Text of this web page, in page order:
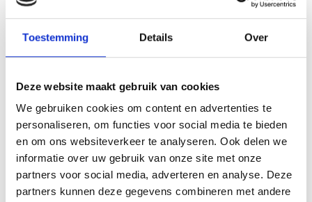
Toestemming Details Over
Deze website maakt gebruik van cookies
We gebruiken cookies om content en advertenties te
personaliseren, om functies voor social media te bieden
en om ons websiteverkeer te analyseren. Ook delen we
informatie over uw gebruik van onze site met onze
partners voor social media, adverteren en analyse. Deze
partners kunnen deze gegevens combineren met andere
BESCHRIJVING
AANVULLENDE INFORMATIE
BEOORDELINGEN (0)
Een hartstikke leuke medaille die wordt geleverd met
gratis gravure op de achterkant van de medaille en een